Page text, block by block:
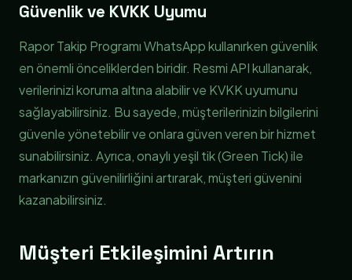
Güvenlik ve KVKK Uyumu
Rapor Takip Programı WhatsApp kullanırken güvenlik
en önemli önceliklerden biridir. Resmi API kullanarak,
verilerinizi koruma altına alabilir ve KVKK uyumunu
sağlayabilirsiniz. Bu sayede, müşterilerinizin bilgilerini
güvenle yönetebilir ve onlara güven veren bir hizmet
sunabilirsiniz. Ayrıca, onaylı yeşil tik (Green Tick) ile
markanızın güvenilirliğini artırarak, müşteri güvenini
kazanabilirsiniz.
Müşteri Etkileşimini Artırın